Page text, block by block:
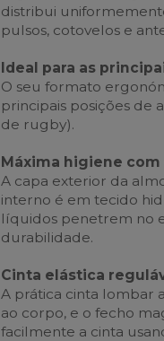
distribui
pulsos, cotovelos e
Ideal para as
O seu formato
principais posições de
de rugby).
Máxima higiene
A capa exterior da
interno é em tecido
líquidos penetrem no
durabilidade.
Cinta elástica
A prática cinta lombar
ao corpo, e o fecho
facilmente a cinta